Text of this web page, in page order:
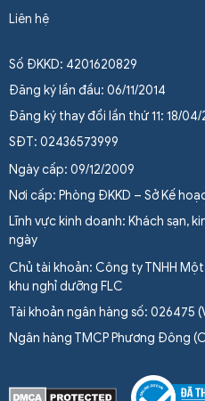
Liên hệ
Số ĐKKD: 4201620829
Đăng ký lần đầu: 06/11/2014
Đăng ký thay đổi lần thứ 11: 18/04/
SĐT: 02436573999
Ngày cấp: 09/12/2009
Nơi cấp: Phòng ĐKKD – Sở Kế
Lĩnh vực kinh doanh: Khách sạn,
ngày
Chủ tài khoản: Công ty TNHH
khu nghỉ dưỡng FLC
Tài khoản ngân hàng số: 026475
Ngân hàng TMCP Phương Đông